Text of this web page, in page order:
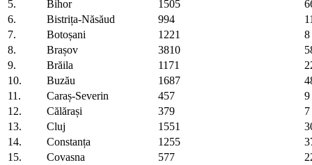
5.
Bihor 1505
6.
Bistrița-Năsăud 994
7.
Botoșani 1221
8
8.
Brașov 3810
9.
Brăila 1171
10.
Buzău 1687
11.
Caraș-Severin 457
9
12.
Călărași 379
7
13.
Cluj 1551
14.
Constanța 1255
15.
Covasna 577